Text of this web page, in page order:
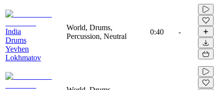
India
Drums
Yevhen
Lokhmatov
World, Drums,
Percussion, Neutral
0:40 -